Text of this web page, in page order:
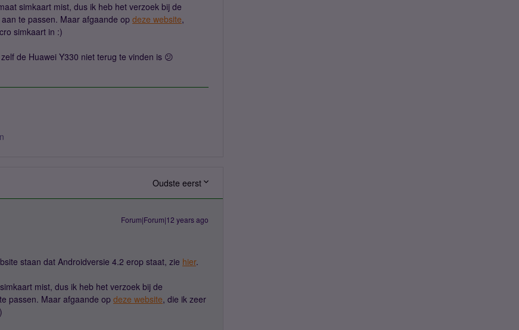
simkaart mist, dus ik heb het verzoek bij de
te passen. Maar afgaande op deze website,
simkaart in :)
de Huawei Y330 niet terug te vinden is 😕
Oudste eerst
Forum|Forum|12 years ago
staan dat Androidversie 4.2 erop staat, zie hier.
mist, dus ik heb het verzoek bij de
passen. Maar afgaande op deze website, die ik zeer